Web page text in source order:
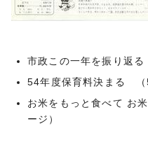
市政この一年を振り返
54年度保育料決まる （
お米をもっと食べて お
ージ）